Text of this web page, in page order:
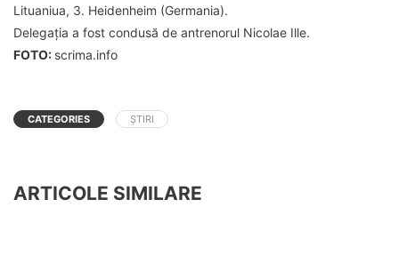
Lituaniua, 3. Heidenheim (Germania).
Delegația a fost condusă de antrenorul Nicolae Ille.
FOTO: scrima.info
CATEGORIES ȘTIRI
ARTICOLE SIMILARE